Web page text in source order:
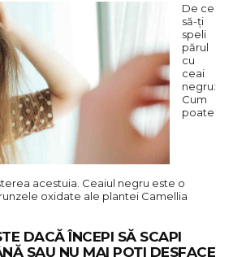
De ce
să-ți
speli
părul
cu
ceai
negru:
Cum
poate
acestuia. Ceaiul negru este o
oxidate ale plantei Camellia
DACĂ ÎNCEPI SĂ SCAPI
SAU NU MAI POȚI DESFACE